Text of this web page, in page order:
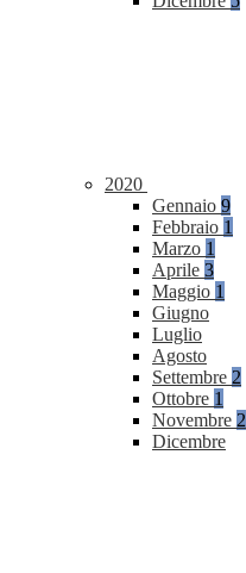
2020
Gennaio 9
Febbraio 1
Marzo 1
Aprile 3
Maggio 1
Giugno
Luglio
Agosto
Settembre 2
Ottobre 1
Novembre 2
Dicembre